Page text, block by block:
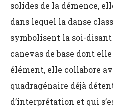
solides de la démence,
dans lequel la danse
symbolisent la soi-
canevas de base dont
élément, elle collabore
quadragénaire déjà
d’interprétation et qui